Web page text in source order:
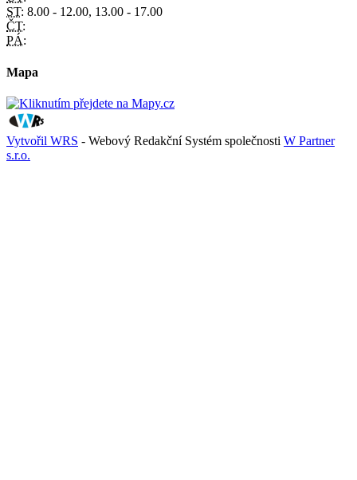
ST: 8.00 - 12.00, 13.00 - 17.00
ČT:
PÁ:
Mapa
Vytvořil WRS - Webový Redakční Systém společnosti W Partner
s.r.o.